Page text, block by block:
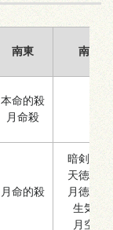
南東 南
本命的殺
月命殺
月命的殺
暗剣殺
天徳合
月徳合
生気
月空